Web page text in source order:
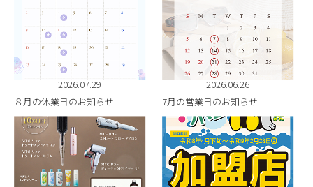
MENU
SHOP & STAFF
COUPON
GALLERY
RECRUIT
2026.07.29
８月の休業日のお知らせ
2026.06.26
7月の営業日のお知らせ